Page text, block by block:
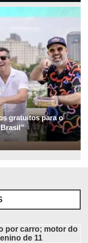
gratuitos para o
por carro; motor do
de 11